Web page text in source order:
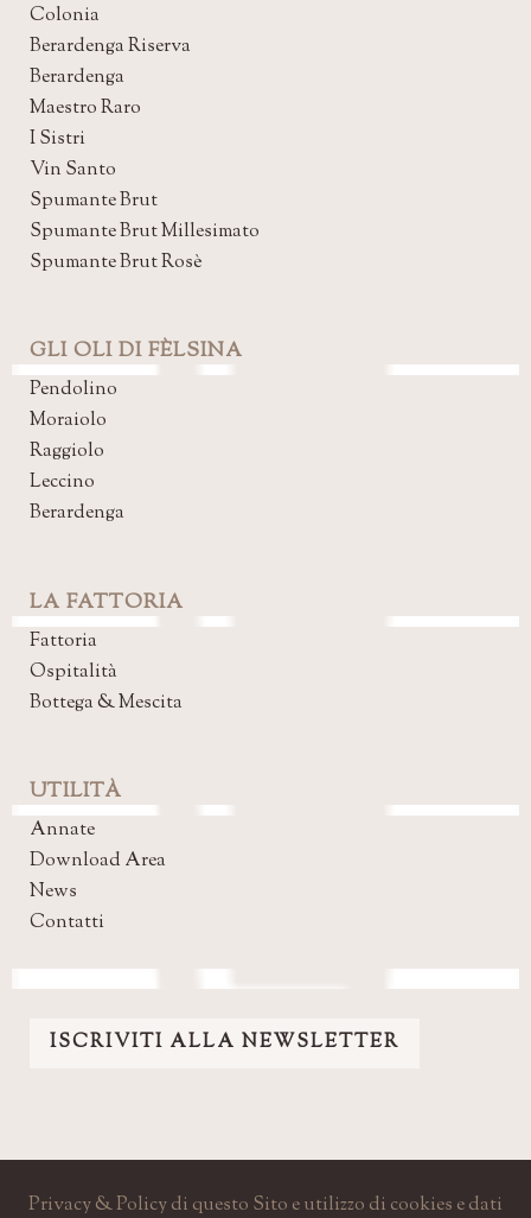
Colonia
Berardenga Riserva
Berardenga
Maestro Raro
I Sistri
Vin Santo
Spumante Brut
Spumante Brut Millesimato
Spumante Brut Rosè
GLI OLI DI FÈLSINA
Pendolino
Moraiolo
Raggiolo
Leccino
Berardenga
LA FATTORIA
Fattoria
Ospitalità
Bottega & Mescita
UTILITÀ
Annate
Download Area
News
Contatti
ISCRIVITI ALLA NEWSLETTER
Privacy & Policy di questo Sito e utilizzo di cookies e dati